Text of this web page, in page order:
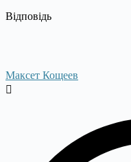
Відповідь
Максет Кощеев